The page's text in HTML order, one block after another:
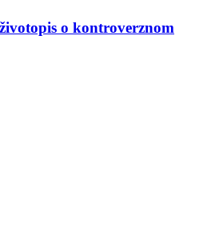
o kontroverznom